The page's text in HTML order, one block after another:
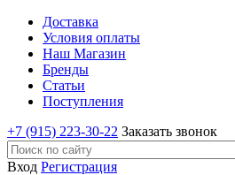
Доставка
Условия оплаты
Наш Магазин
Бренды
Статьи
Поступления
+7 (915) 223-30-22 Заказать звонок
Вход Регистрация